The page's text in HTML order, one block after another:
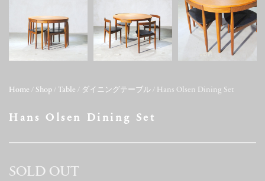
Home / Shop / Table / ダイニングテーブル / Hans Olsen Dining Set
Hans Olsen Dining Set
SOLD OUT